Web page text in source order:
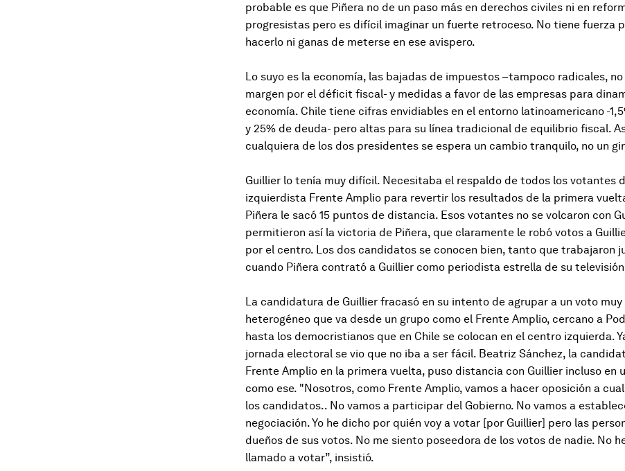
probable es que Piñera no de un paso más en derechos civiles ni en
progresistas pero es difícil imaginar un fuerte retroceso. No tiene fuerza
hacerlo ni ganas de meterse en ese avispero.
Lo suyo es la economía, las bajadas de impuestos –tampoco radicales,
margen por el déficit fiscal- y medidas a favor de las empresas para
economía. Chile tiene cifras envidiables en el entorno latinoamericano -
y 25% de deuda- pero altas para su línea tradicional de equilibrio fiscal.
cualquiera de los dos presidentes se espera un cambio tranquilo, no un
Guillier lo tenía muy difícil. Necesitaba el respaldo de todos los votantes
izquierdista Frente Amplio para revertir los resultados de la primera
Piñera le sacó 15 puntos de distancia. Esos votantes no se volcaron con
permitieron así la victoria de Piñera, que claramente le robó votos a
por el centro. Los dos candidatos se conocen bien, tanto que trabajaron
cuando Piñera contrató a Guillier como periodista estrella de su
La candidatura de Guillier fracasó en su intento de agrupar a un voto muy
heterogéneo que va desde un grupo como el Frente Amplio, cercano a
hasta los democristianos que en Chile se colocan en el centro izquierda.
jornada electoral se vio que no iba a ser fácil. Beatriz Sánchez, la
Frente Amplio en la primera vuelta, puso distancia con Guillier incluso en
como ese. "Nosotros, como Frente Amplio, vamos a hacer oposición a
los candidatos.. No vamos a participar del Gobierno. No vamos a
negociación. Yo he dicho por quién voy a votar [por Guillier] pero las
dueños de sus votos. No me siento poseedora de los votos de nadie. No
llamado a votar”, insistió.